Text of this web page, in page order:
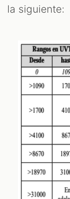
la siguiente: